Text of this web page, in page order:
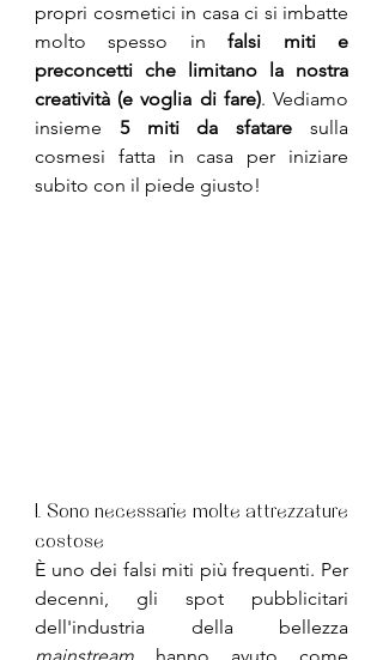
propri cosmetici in casa ci si imbatte
molto spesso in falsi miti e
preconcetti che limitano la nostra
creatività (e voglia di fare). Vediamo
insieme 5 miti da sfatare sulla
cosmesi fatta in casa per iniziare
subito con il piede giusto!
1. Sono necessarie molte attrezzature
costose
È uno dei falsi miti più frequenti. Per
decenni, gli spot pubblicitari